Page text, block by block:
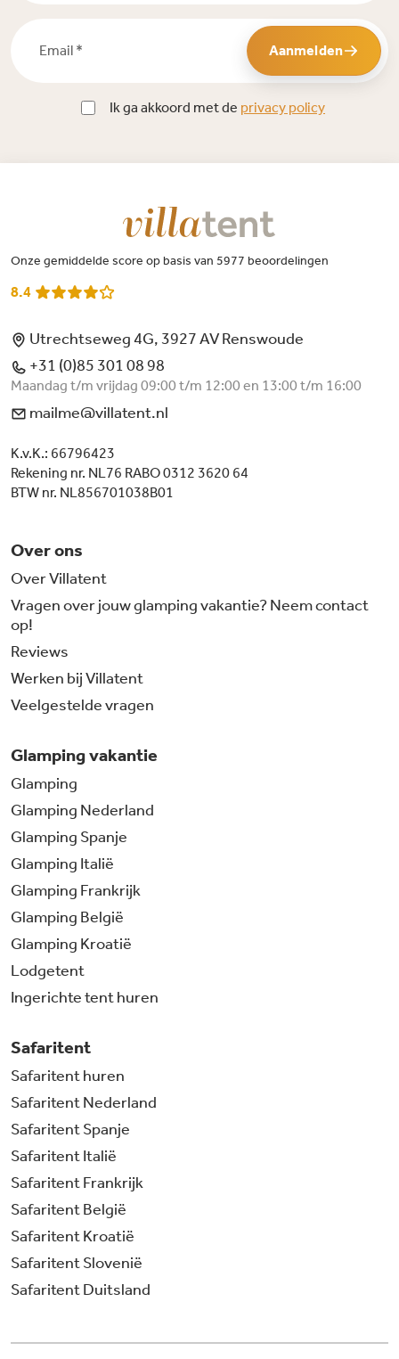
Aanmelden
Ik ga akkoord met de privacy policy
Onze gemiddelde score op basis van 5977 beoordelingen
8.4
Utrechtseweg 4G, 3927 AV Renswoude
+31 (0)85 301 08 98
Maandag t/m vrijdag 09:00 t/m 12:00 en 13:00 t/m 16:00
mailme@villatent.nl
K.v.K.: 66796423
Rekening nr. NL76 RABO 0312 3620 64
BTW nr. NL856701038B01
Over ons
Over Villatent
Vragen over jouw glamping vakantie? Neem contact
op!
Reviews
Werken bij Villatent
Veelgestelde vragen
Glamping vakantie
Glamping
Glamping Nederland
Glamping Spanje
Glamping Italië
Glamping Frankrijk
Glamping België
Glamping Kroatië
Lodgetent
Ingerichte tent huren
Safaritent
Safaritent huren
Safaritent Nederland
Safaritent Spanje
Safaritent Italië
Safaritent Frankrijk
Safaritent België
Safaritent Kroatië
Safaritent Slovenië
Safaritent Duitsland